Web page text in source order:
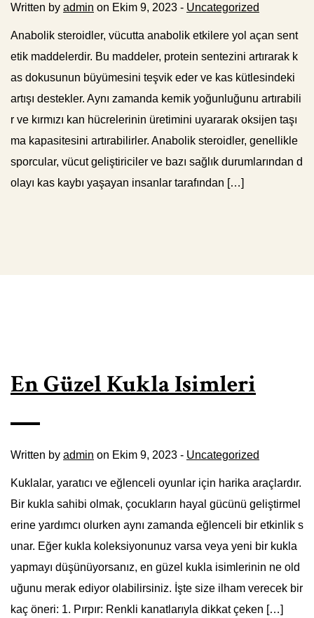
Written by admin on Ekim 9, 2023 - Uncategorized
Anabolik steroidler, vücutta anabolik etkilere yol açan sent
etik maddelerdir. Bu maddeler, protein sentezini artırarak k
as dokusunun büyümesini teşvik eder ve kas kütlesindeki
artışı destekler. Aynı zamanda kemik yoğunluğunu artırabili
r ve kırmızı kan hücrelerinin üretimini uyararak oksijen taşı
ma kapasitesini artırabilirler. Anabolik steroidler, genellikle
sporcular, vücut geliştiriciler ve bazı sağlık durumlarından d
olayı kas kaybı yaşayan insanlar tarafından […]
En Güzel Kukla Isimleri
Written by admin on Ekim 9, 2023 - Uncategorized
Kuklalar, yaratıcı ve eğlenceli oyunlar için harika araçlardır.
Bir kukla sahibi olmak, çocukların hayal gücünü geliştirmel
erine yardımcı olurken aynı zamanda eğlenceli bir etkinlik s
unar. Eğer kukla koleksiyonunuz varsa veya yeni bir kukla
yapmayı düşünüyorsanız, en güzel kukla isimlerinin ne old
uğunu merak ediyor olabilirsiniz. İşte size ilham verecek bir
kaç öneri: 1. Pırpır: Renkli kanatlarıyla dikkat çeken […]